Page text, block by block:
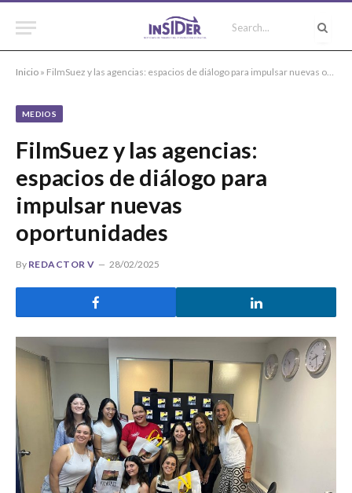
Inicio » FilmSuez y las agencias: espacios de diálogo para impulsar nuevas oportunidades
MEDIOS
FilmSuez y las agencias:
espacios de diálogo para
impulsar nuevas
oportunidades
By REDACTOR V 28/02/2025